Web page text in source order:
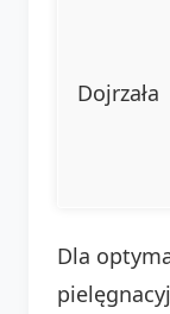
Dojrzała
Dla